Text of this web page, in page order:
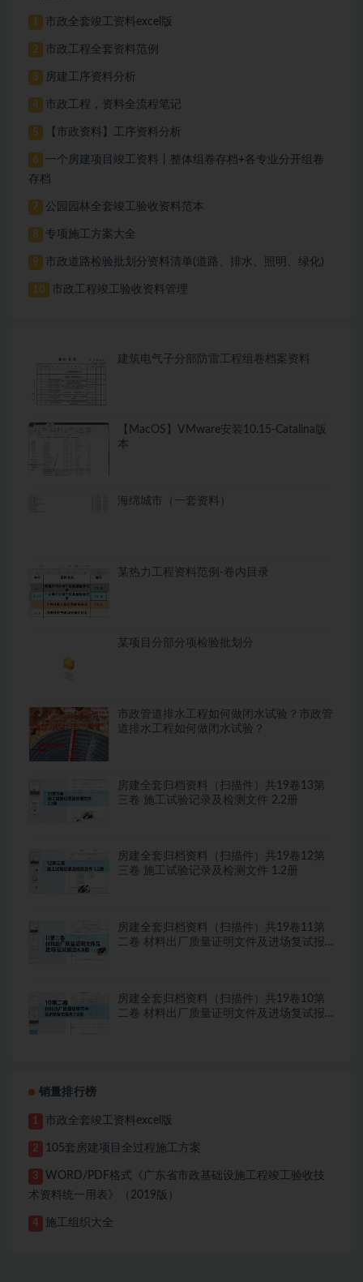
1 市政全套竣工资料excel版
2 市政工程全套资料范例
3 房建工序资料分析
4 市政工程，资料全流程笔记
5 【市政资料】工序资料分析
6
一个房建项目竣工资料丨整体组卷存档+各专业分开组卷
存档
7 公园园林全套竣工验收资料范本
8 专项施工方案大全
9 市政道路检验批划分资料清单(道路、排水、照明、绿化)
10 市政工程竣工验收资料管理
建筑电气子分部防雷工程组卷档案资料
【MacOS】VMware安装10.15-Catalina版
本
海绵城市（一套资料）
某热力工程资料范例-卷内目录
某项目分部分项检验批划分
市政管道排水工程如何做闭水试验？市政管
道排水工程如何做闭水试验？
房建全套归档资料（扫描件）共19卷13第
三卷 施工试验记录及检测文件 2.2册
房建全套归档资料（扫描件）共19卷12第
三卷 施工试验记录及检测文件 1.2册
房建全套归档资料（扫描件）共19卷11第
二卷 材料出厂质量证明文件及进场复试报
房建全套归档资料（扫描件）共19卷10第
二卷 材料出厂质量证明文件及进场复试报
销量排行榜
1 市政全套竣工资料excel版
2 105套房建项目全过程施工方案
3
WORD/PDF格式《广东省市政基础设施工程竣工验收技
术资料统一用表》（2019版）
4 施工组织大全